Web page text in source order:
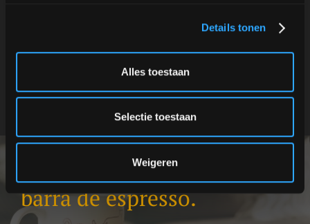
Details tonen
Alles toestaan
Selectie toestaan
Weigeren
Costes de contratar una
barra de espresso.